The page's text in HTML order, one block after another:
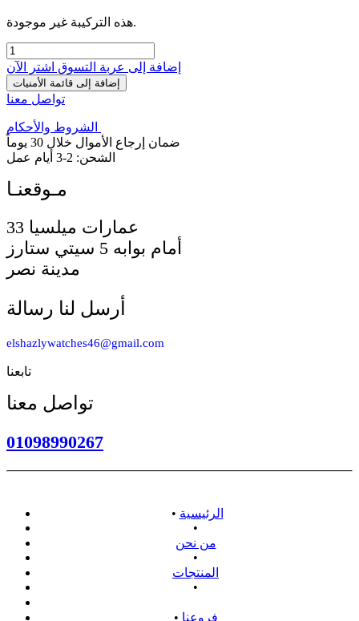
هذه التركيبة غير موجودة.
إضافة إلى عربة التسوق اشترِ الآن
إضافة إلى قائمة الأمنيات
تواصل معنا
الشروط والأحكام
ضمان إرجاع الأموال خلال 30 يوماً
الشحن: 2-3 أيام عمل
أمام بوابه 5 سيتي ستارز
مدينة نصر
أرسل لنا رسالة
elshazlywatches46@gmail.com
تابعنا
تواصل معنا
01098990267
• الرئيسية
•
من نحن
•
المنتجات
•
• فروعنا